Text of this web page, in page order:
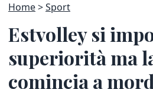
Home Sport
Estvolley si
superiorità ma
comincia a